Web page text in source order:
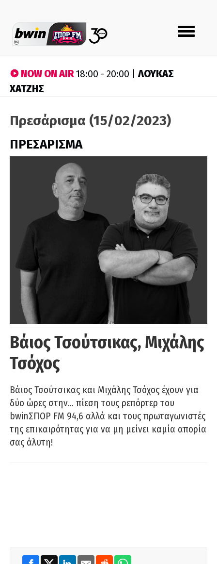
Toggle
navigation
NOW ON AIR18:00 - 20:00 |ΛΟΥΚΑΣ
ΧΑΤΖΗΣ
Πρεσάρισμα (15/02/2023)
ΠΡΕΣΑΡΙΣΜΑ
Βάιος Τσούτσικας, Μιχάλης
Τσόχος
Βάιος Τσούτσικας και Μιχάλης Τσόχος έχουν για
δύο ώρες στην… πίεση τους ρεπόρτερ του
bwinΣΠΟΡ FM 94,6 αλλά και τους πρωταγωνιστές
της επικαιρότητας για να μη μείνει καμία απορία
σας άλυτη!